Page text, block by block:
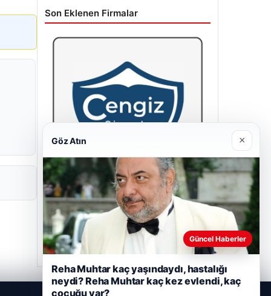
Son Eklenen Firmalar
Cengiz Sigorta
23/06/2026
Göz Atın ×
Güncel Haberler
Reha Muhtar kaç yaşındaydı, hastalığı
neydi? Reha Muhtar kaç kez evlendi, kaç
çocuğu var?